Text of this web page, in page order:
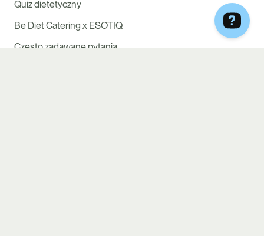
Quiz dietetyczny
Be Diet Catering x ESOTIQ
Często zadawane pytania